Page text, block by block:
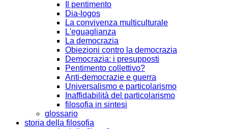
Il pentimento
Dia-logos
La convivenza multiculturale
L'eguaglianza
La democrazia
Obiezioni contro la democrazia
Democrazia: i presupposti
Pentimento collettivo?
Anti-democrazie e guerra
Universalismo e particolarismo
Inaffidabilità del particolarismo
filosofia in sintesi
glossario
storia della filosofia